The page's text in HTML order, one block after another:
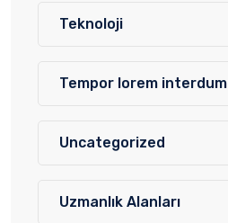
Teknoloji
Tempor lorem interdum
Uncategorized
Uzmanlık Alanları